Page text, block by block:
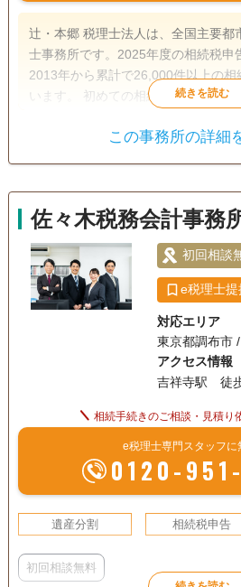
辻・本郷 税理士法人は、全国主要都
士事務所です。2025年度の相続税申
2013年から累計で26,000件以上の相
います。 初めての相続で不安を感じ
サービスを提供するために、小さな
生前贈与
訪問可 土日相談可 初回相談無料
この事務所の詳細
佐々木税務会計事務
初回相談
e税理士提
対応エリア
東京都調布市
アクセス情報
吉祥寺駅 徒
相続手続きのご相談・見積り
e税理士専門スタッフに
0120-
遺産分割 相続税申告
初回相談無料